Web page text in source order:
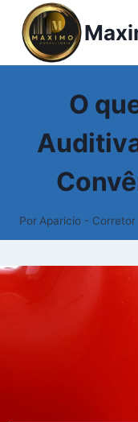
Pular
para
O
Por Aparicio - Corretor